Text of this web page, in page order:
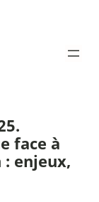
face à
enjeux,